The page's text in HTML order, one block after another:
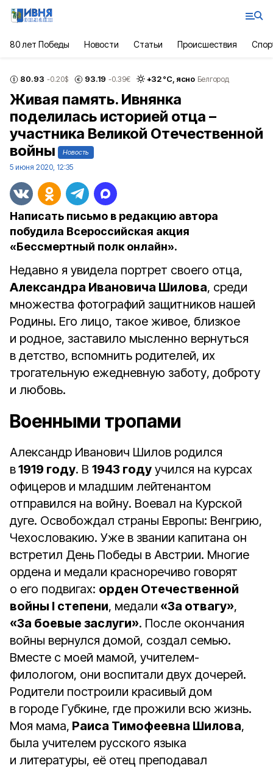
80 лет Победы Новости Статьи Происшествия
80.93 -0.20$ 93.19 -0.39€ +32°С, ясно Белгород
Живая память. Ивнянка
поделилась историей отца –
участника Великой Отечественной
войны
Новость
5 июня 2020, 12:35
Написать письмо в редакцию автора
побудила Всероссийская акция
«Бессмертный полк онлайн».
Недавно я увидела портрет своего отца,
Александра Ивановича Шилова, среди
множества фотографий защитников нашей
Родины. Его лицо, такое живое, близкое
и родное, заставило мысленно вернуться
в детство, вспомнить родителей, их
трогательную ежедневную заботу, доброту
и любовь.
Военными тропами
Александр Иванович Шилов родился
в1919 году. В 1943 году учился на курсах
офицеров и младшим лейтенантом
отправился на войну. Воевал на Курской
дуге. Освобождал страны Европы: Венгрию,
Чехословакию. Уже в звании капитана он
встретил День Победы в Австрии. Многие
ордена и медали красноречиво говорят
о его подвигах: орден Отечественной
войны I степени, медали «За отвагу»,
«За боевые заслуги». После окончания
войны вернулся домой, создал семью.
Вместе с моей мамой, учителем-
филологом, они воспитали двух дочерей.
Родители построили красивый дом
в городе Губкине, где прожили всю жизнь.
Моя мама, Раиса Тимофеевна Шилова,
была учителем русского языка
и литературы, её отец преподавал